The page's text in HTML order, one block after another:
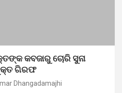
କବଜାରୁ ଚୋରି ସୁନା
ଗିରଫ
Dhangadamajhi